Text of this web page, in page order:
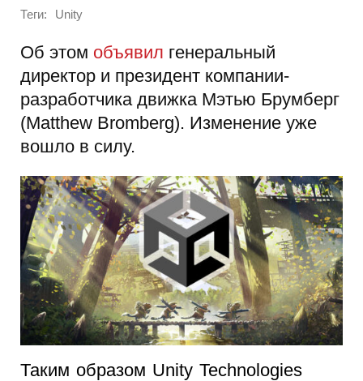
Теги: Unity
Об этом объявил генеральный
директор и президент компании-
разработчика движка Мэтью Брумберг
(Matthew Bromberg). Изменение уже
вошло в силу.
Таким образом Unity Technologies